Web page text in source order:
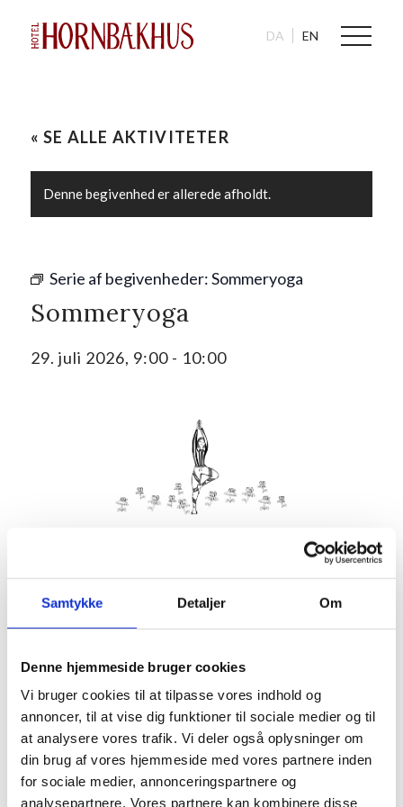
Samtykke Detaljer Om
Denne hjemmeside bruger cookies
Vi bruger cookies til at tilpasse vores indhold og
annoncer, til at vise dig funktioner til sociale medier og til
at analysere vores trafik. Vi deler også oplysninger om
din brug af vores hjemmeside med vores partnere inden
for sociale medier, annonceringspartnere og
analysepartnere. Vores partnere kan kombinere disse
DA EN
« SE ALLE AKTIVITETER
Denne begivenhed er allerede afholdt.
Serie af begivenheder:Sommeryoga
Sommeryoga
29. juli 2026, 9:00- 10:00
Kom med morgenhår og tag din nabo eller bedste ven under
Husk din yogamåtte.
Hvis det er dårligt vejr, er vi indendørs på Villa Strand eller
Hornbækhus.
Info
Tilmelding